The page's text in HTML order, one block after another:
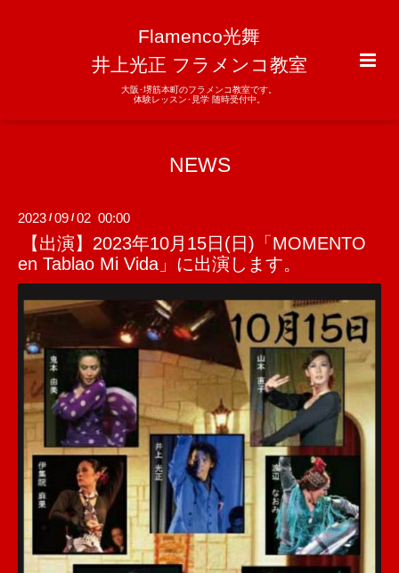
Flamenco光舞
井上光正 フラメンコ教室
大阪･堺筋本町のフラメンコ教室です。
体験レッスン･見学 随時受付中。
NEWS
2023 /09 /02 00:00
【出演】2023年10月15日(日)「MOMENTO
en Tablao Mi Vida」に出演します。